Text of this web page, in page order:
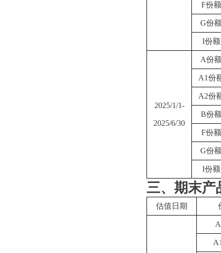
F份额
G份
I份额
2025/1/1-
2025/6/30
A份
A1份
A2份
B份
F份额
G份
I份额
三、期末产
估值日期